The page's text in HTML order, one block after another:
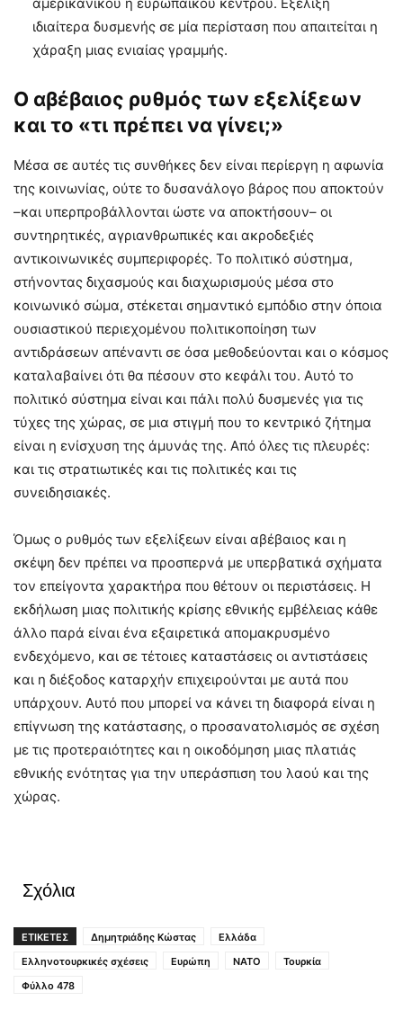
ιδιαίτερα δυσμενής σε μία περίσταση που απαιτείται η
χάραξη μιας ενιαίας γραμμής.
Ο αβέβαιος ρυθμός των εξελίξεων
και το «τι πρέπει να γίνει;»
Μέσα σε αυτές τις συνθήκες δεν είναι περίεργη η αφωνία
της κοινωνίας, ούτε το δυσανάλογο βάρος που αποκτούν
–και υπερπροβάλλονται ώστε να αποκτήσουν– οι
συντηρητικές, αγριανθρωπικές και ακροδεξιές
αντικοινωνικές συμπεριφορές. Το πολιτικό σύστημα,
στήνοντας διχασμούς και διαχωρισμούς μέσα στο
κοινωνικό σώμα, στέκεται σημαντικό εμπόδιο στην όποια
ουσιαστικού περιεχομένου πολιτικοποίηση των
αντιδράσεων απέναντι σε όσα μεθοδεύονται και ο κόσμος
καταλαβαίνει ότι θα πέσουν στο κεφάλι του. Αυτό το
πολιτικό σύστημα είναι και πάλι πολύ δυσμενές για τις
τύχες της χώρας, σε μια στιγμή που το κεντρικό ζήτημα
είναι η ενίσχυση της άμυνάς της. Από όλες τις πλευρές:
και τις στρατιωτικές και τις πολιτικές και τις
συνειδησιακές.
Όμως ο ρυθμός των εξελίξεων είναι αβέβαιος και η
σκέψη δεν πρέπει να προσπερνά με υπερβατικά σχήματα
τον επείγοντα χαρακτήρα που θέτουν οι περιστάσεις. Η
εκδήλωση μιας πολιτικής κρίσης εθνικής εμβέλειας κάθε
άλλο παρά είναι ένα εξαιρετικά απομακρυσμένο
ενδεχόμενο, και σε τέτοιες καταστάσεις οι αντιστάσεις
και η διέξοδος καταρχήν επιχειρούνται με αυτά που
υπάρχουν. Αυτό που μπορεί να κάνει τη διαφορά είναι η
επίγνωση της κατάστασης, ο προσανατολισμός σε σχέση
με τις προτεραιότητες και η οικοδόμηση μιας πλατιάς
εθνικής ενότητας για την υπεράσπιση του λαού και της
χώρας.
Σχόλια
ΕΤΙΚΕΤΕΣ Δημητριάδης Κώστας
Ελλάδα
Ελληνοτουρκικές σχέσεις
Ευρώπη ΝΑΤΟ
Τουρκία
Φύλλο 478